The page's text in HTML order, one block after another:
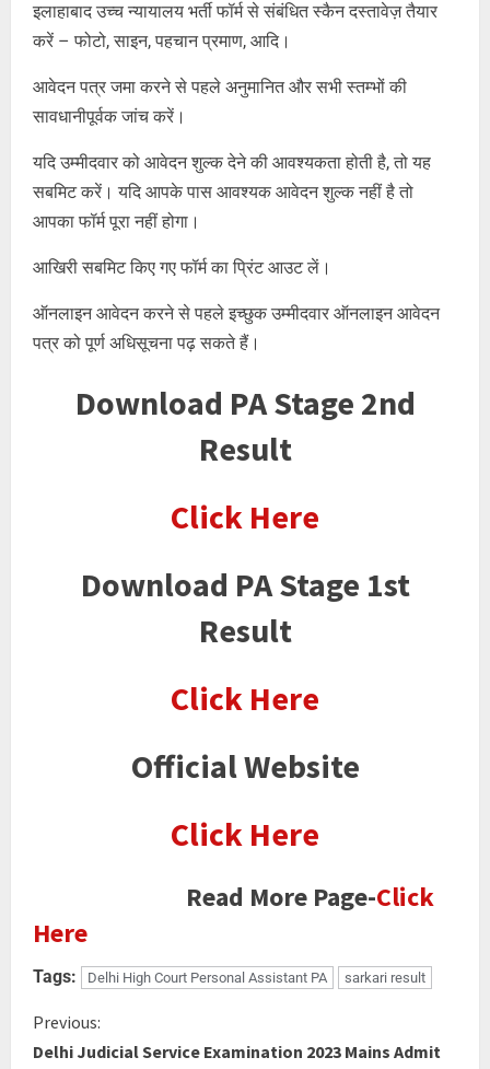
इलाहाबाद उच्च न्यायालय भर्ती फॉर्म से संबंधित स्कैन दस्तावेज़ तैयार
करें – फोटो, साइन, पहचान प्रमाण, आदि।
आवेदन पत्र जमा करने से पहले अनुमानित और सभी स्तम्भों की
सावधानीपूर्वक जांच करें।
यदि उम्मीदवार को आवेदन शुल्क देने की आवश्यकता होती है, तो यह
सबमिट करें। यदि आपके पास आवश्यक आवेदन शुल्क नहीं है तो
आपका फॉर्म पूरा नहीं होगा।
आखिरी सबमिट किए गए फॉर्म का प्रिंट आउट लें।
ऑनलाइन आवेदन करने से पहले इच्छुक उम्मीदवार ऑनलाइन आवेदन
पत्र को पूर्ण अधिसूचना पढ़ सकते हैं।
Download PA Stage 2nd
Result
Click Here
Download PA Stage 1st
Result
Click Here
Official Website
Click Here
Read More Page-Click
Here
Tags: Delhi High Court Personal Assistant PA sarkari result
Previous:
Delhi Judicial Service Examination 2023 Mains Admit